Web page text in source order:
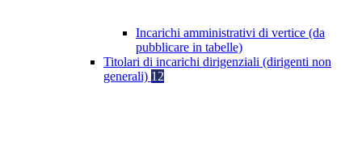
Incarichi amministrativi di vertice (da
pubblicare in tabelle)
Titolari di incarichi dirigenziali (dirigenti non
generali) 12